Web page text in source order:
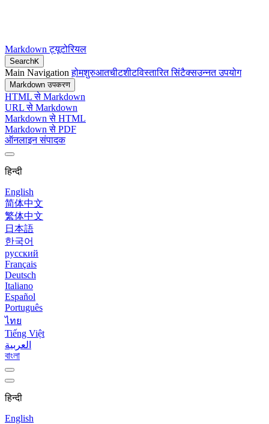
Markdown ट्यूटोरियल
SearchK
Main Navigationहोमशुरुआतचीटशीटविस्तारित सिंटैक्सउन्नत उपयोग
Markdown उपकरण
HTML से Markdown
URL से Markdown
Markdown से HTML
Markdown से PDF
ऑनलाइन संपादक
हिन्दी
English
简体中文
繁体中文
日本語
한국어
русский
Français
Deutsch
Italiano
Español
Português
ไทย
Tiếng Việt
العربية
বাংলা
हिन्दी
English